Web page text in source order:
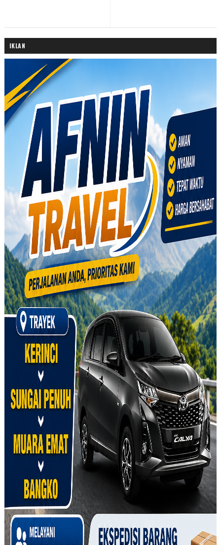
IKLAN